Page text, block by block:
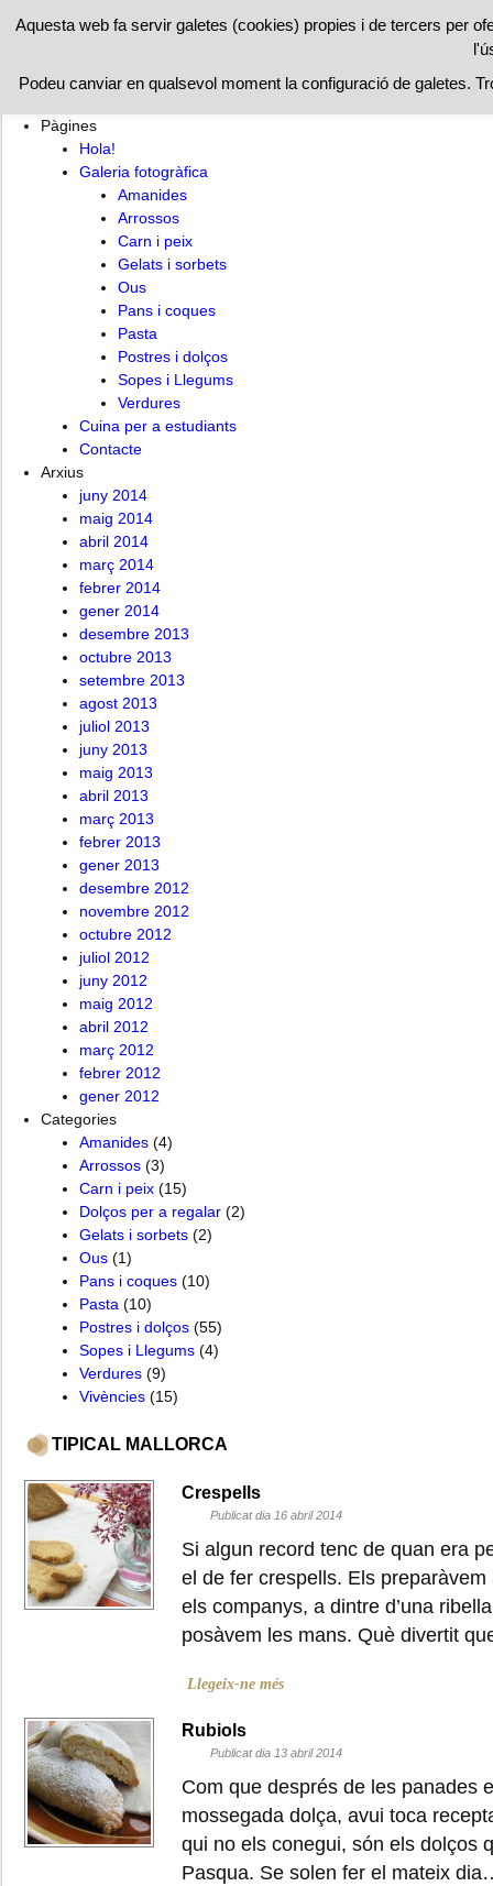
Hola! Cuina per a estudiants Contacte
Pàgines
Hola!
Galeria fotogràfica
Amanides
Arrossos
Carn i peix
Gelats i sorbets
Ous
Pans i coques
Pasta
Postres i dolços
Sopes i Llegums
Verdures
Cuina per a estudiants
Contacte
Arxius
juny 2014
maig 2014
abril 2014
març 2014
febrer 2014
gener 2014
desembre 2013
octubre 2013
setembre 2013
agost 2013
juliol 2013
juny 2013
maig 2013
abril 2013
març 2013
febrer 2013
gener 2013
desembre 2012
novembre 2012
octubre 2012
juliol 2012
juny 2012
maig 2012
abril 2012
març 2012
febrer 2012
gener 2012
Categories
Amanides (4)
Arrossos (3)
Carn i peix (15)
Dolços per a regalar (2)
Gelats i sorbets (2)
Ous (1)
Pans i coques (10)
Pasta (10)
Postres i dolços (55)
Sopes i Llegums (4)
Verdures (9)
Vivències (15)
TIPICAL MALLORCA
Crespells
Publicat dia 16 abril 2014
Si algun record tenc de quan era
el de fer crespells. Els preparàvem
els companys, a dintre d’una
posàvem les mans. Què divertit
Llegeix-ne més
Rubiols
Publicat dia 13 abril 2014
Com que després de les panades
mossegada dolça, avui toca
qui no els conegui, són els dolços
Pasqua. Se solen fer el mateix
Aquesta web fa servir galetes (cookies) propies i de tercers per
Podeu canviar en qualsevol moment la configuració de galetes.